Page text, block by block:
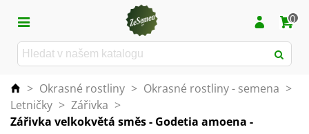
0
> Okrasné rostliny > Okrasné rostliny - semena >
Letničky > Zářivka >
Zářivka velkokvětá směs - Godetia amoena -